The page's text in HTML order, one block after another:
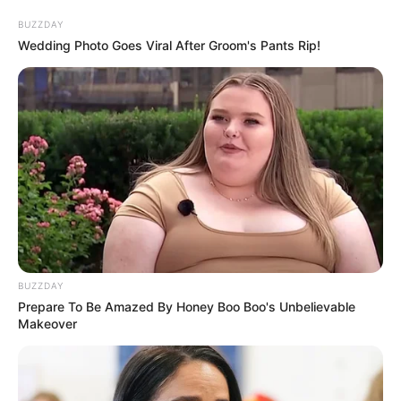
O Nubank que milhões de
brasileiros conhecem está
mudando — e nem todos
perceberam.
05:59 Dinheiro Economia,Notícia
BUZZDAY
Wedding Photo Goes Viral After Groom's Pants Rip!
BUZZDAY
Prepare To Be Amazed By Honey Boo Boo's Unbelievable
Makeover